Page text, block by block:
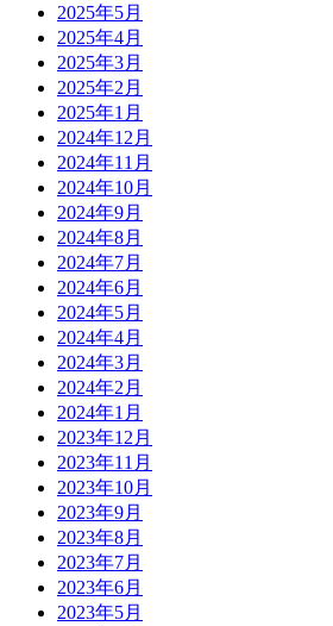
2025年5月
2025年4月
2025年3月
2025年2月
2025年1月
2024年12月
2024年11月
2024年10月
2024年9月
2024年8月
2024年7月
2024年6月
2024年5月
2024年4月
2024年3月
2024年2月
2024年1月
2023年12月
2023年11月
2023年10月
2023年9月
2023年8月
2023年7月
2023年6月
2023年5月